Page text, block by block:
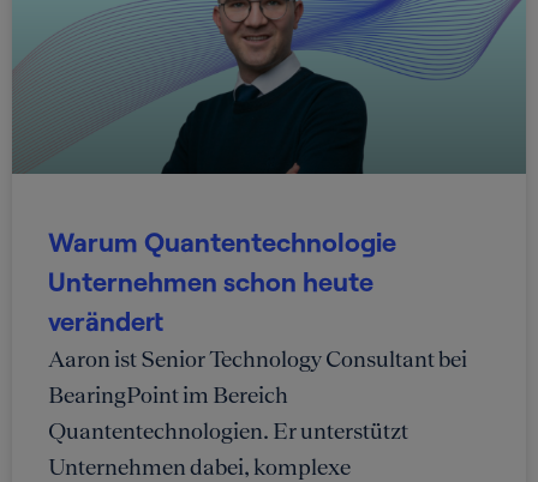
Warum Quantentechnologie
Unternehmen schon heute
verändert
Aaron ist Senior Technology Consultant bei
BearingPoint im Bereich
Quantentechnologien. Er unterstützt
Unternehmen dabei, komplexe